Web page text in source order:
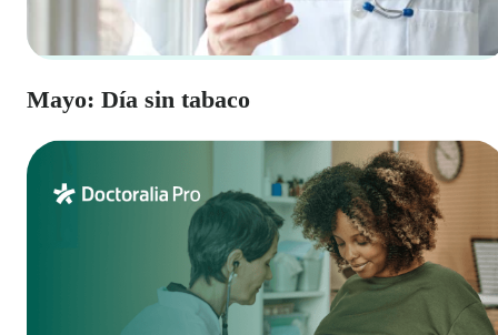
Mayo: Día sin tabaco